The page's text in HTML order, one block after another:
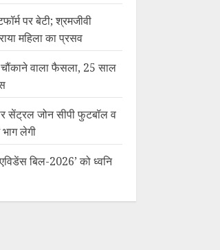
पर बेटी; श्रमजीवी
महिला का प्रसव
वाला फैसला, 25 साल
सेंट्रल जोन सीपी फुटबॉल व
लेगी
बिल-2026’ को ध्वनि